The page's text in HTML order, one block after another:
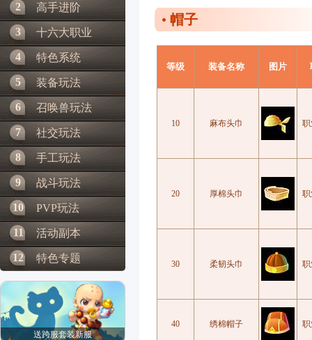
2 高手进阶
3 十六大职业
4 特色系统
5 装备玩法
6 召唤兽玩法
7 社交玩法
8 手工玩法
9 战斗玩法
10 PVP玩法
11 活动副本
12 特色专题
送跨服套装新服
帽子
等级 装备名称 图片
10 麻布头巾
20 厚棉头巾
30 柔韧头巾
40 绣棉帽子